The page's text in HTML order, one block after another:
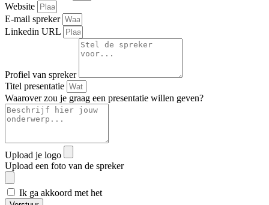
Website
E-mail spreker
Linkedin URL
Profiel van spreker
Titel presentatie
Waarover zou je graag een presentatie willen geven?
Upload je logo
Upload een foto van de spreker
Ik ga akkoord met het